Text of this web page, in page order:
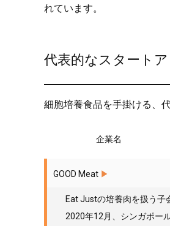
れています。
代表的なスタート
細胞培養食品を手掛ける、
企業名
GOOD Meat ▶︎
Eat Justの培養肉を扱う子
2020年12月、シンガポー